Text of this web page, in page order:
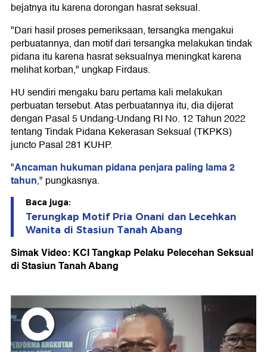
bejatnya itu karena dorongan hasrat seksual.
"Dari hasil proses pemeriksaan, tersangka mengakui
perbuatannya, dan motif dari tersangka melakukan tindak
pidana itu karena hasrat seksualnya meningkat karena
melihat korban," ungkap Firdaus.
HU sendiri mengaku baru pertama kali melakukan
perbuatan tersebut. Atas perbuatannya itu, dia dijerat
dengan Pasal 5 Undang-Undang RI No. 12 Tahun 2022
tentang Tindak Pidana Kekerasan Seksual (TKPKS)
juncto Pasal 281 KUHP.
"Ancaman hukuman pidana penjara paling lama 2
tahun," pungkasnya.
Baca juga:
Terungkap Motif Pria Onani dan Lecehkan
Wanita di Stasiun Tanah Abang
Simak Video: KCI Tangkap Pelaku Pelecehan Seksual
di Stasiun Tanah Abang